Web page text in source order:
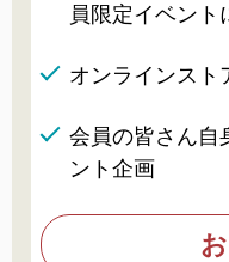
員限定イベント
オンラインスト
会員の皆さん自
ント企画